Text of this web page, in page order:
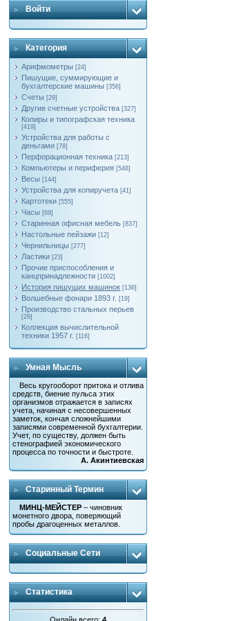
Войти
Категория
Арифмометры [24]
Пишущие, суммирующие и
бухгалтерские машины [356]
Счеты [29]
Другие счетные устройства [327]
Копиры и типографская техника
[419]
Устройства для работы с
деньгами [78]
Перфорационная техника [213]
Компьютеры и периферия [548]
Весы [144]
Устройства для копиручета [41]
Картотеки [555]
Часы [69]
Старинная офисная мебель [837]
Настольные пейзажи [12]
Чернильницы [277]
Ластики [23]
Прочие приспособления и
канцпринадлежности [1002]
История пишущих машинок [136]
Волшебные фонари 1893 г. [19]
Производство стальных перьев
[28]
Коллекция вычислительной
техники 1957 г. [116]
Умная Мысль
Весь кругооборот притока и отлива
средств, биение пульса этих
организмов отражается в записях
учета, начиная с несовершенных
заметок, кончая сложнейшими
записями современной бухгалтерии.
Учет, по существу, должен быть
стенографией экономического
процесса по точности и быстроте.
А. Акинтиевская
Старинный Термин
МИНЦ-МЕЙСТЕР – чиновник
монетного двора, поверяющий
пробы драгоценных металлов.
Социальные Сети
Статистика